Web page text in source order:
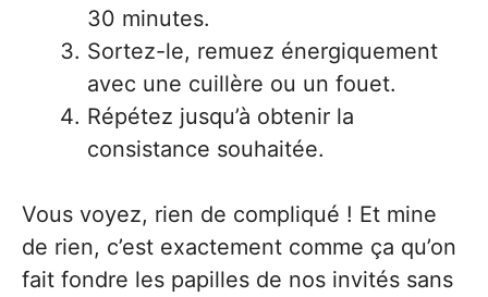
30 minutes.
Sortez-le, remuez énergiquement
avec une cuillère ou un fouet.
Répétez jusqu’à obtenir la
consistance souhaitée.
Vous voyez, rien de compliqué ! Et mine
de rien, c’est exactement comme ça qu’on
fait fondre les papilles de nos invités sans